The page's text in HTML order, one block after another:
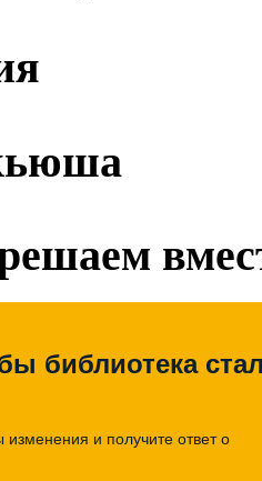
библиотека
и получите ответ о